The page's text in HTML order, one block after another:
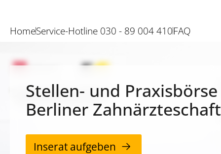
HomeService-Hotline 030 - 89 004 410FAQ
Stellen- und
Berliner Zahnärzteschaft
Inserat aufgeben